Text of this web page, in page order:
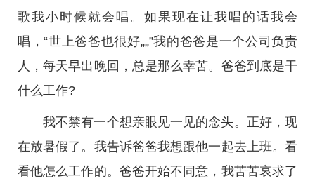
歌我小时候就会唱。如果现在让我唱的话我会
唱，“世上爸爸也很好„„”我的爸爸是一个公司负责
人，每天早出晚回，总是那么幸苦。爸爸到底是干
什么工作?­
我不禁有一个想亲眼见一见的念头。正好，现
在放暑假了。我告诉爸爸我想跟他一起去上班。看
看他怎么工作的。爸爸开始不同意，我苦苦哀求了